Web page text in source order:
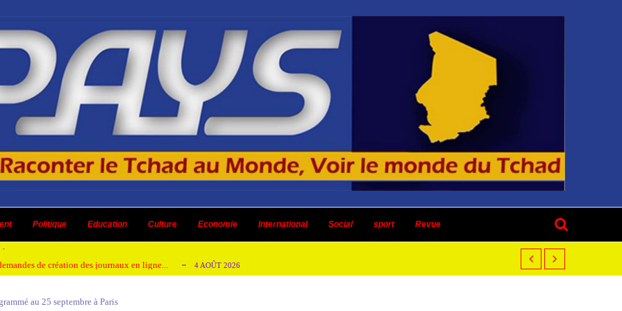
Politique Education Culture Economie International Social sport Revue
AOÛT 2026
honorer son ancien leader 2 AOÛT 2026
de création des journaux en ligne... 4 AOÛT 2026
un dividende ni une quelconque plus-...
au 25 septembre à Paris